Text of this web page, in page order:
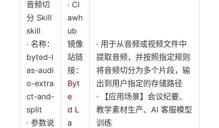
音频切
分 Skill
skill
· 名称：
byted-l
as-audi
o-extra
ct-and-
split
· 参数说
· Cl
awh
ub
镜像
站链
接：
Byt
e
d L
a
· 用于从音频或视频文件中
提取音频，并按照指定规则
将音频切分为多个片段，输
出到用户指定的存储路径
· 【应用场景】会议纪要、
教学素材生产、AI 客服模型
训练